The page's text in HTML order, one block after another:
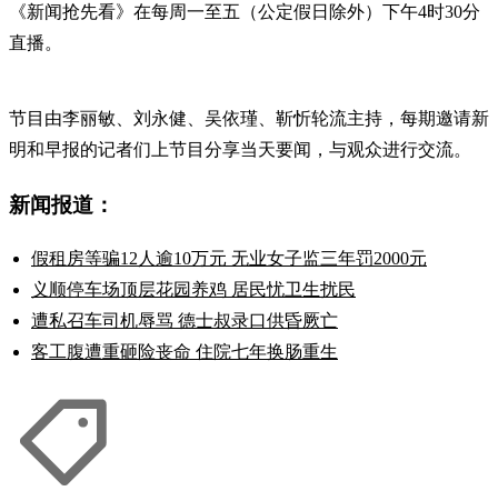
《新闻抢先看》在每周一至五（公定假日除外）下午4时30分
直播。
节目由李丽敏、刘永健、吴依瑾、靳忻轮流主持，每期邀请新
明和早报的记者们上节目分享当天要闻，与观众进行交流。
新闻报道：
假租房等骗12人逾10万元 无业女子监三年罚2000元
义顺停车场顶层花园养鸡 居民忧卫生扰民
遭私召车司机辱骂 德士叔录口供昏厥亡
客工腹遭重砸险丧命 住院七年换肠重生